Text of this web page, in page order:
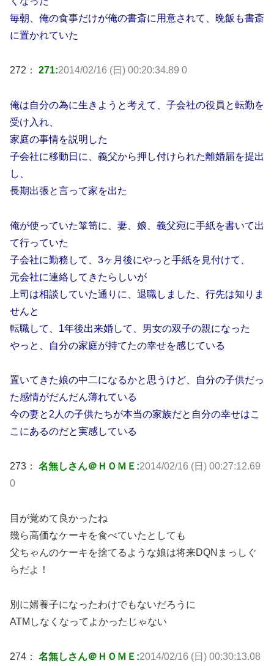
毎朝、俺の食事だけが俺の書斎に用意されて、晩飯も書斎
に置かれていた
272： 271:2014/02/16 (日) 00:20:34.89 0
俺は自分の為に生きようと考えて、子会社の役員と転勤を
受け入れ、
家庭の事情を説明した
子会社に移動日に、義父から押し付けられた離婚届を提出
し、
長期出張と言って家を出た
俺が使っていた箪笥に、妻、娘、義父宛に手紙を書いて出
て行っていた
子会社に勤務して、3ヶ月後にやっと手紙を見付けて、
元会社に連絡してきたらしいが
上司は相談していた通りに、退職しました、行先は知りま
せんと
転職して、1年後出来婚して、男女の双子の親になった
やっと、自分の家庭が持てたの幸せを感じている
置いてきた娘の中二になるかと思うけど、自分の子供だっ
た感情がだんだん薄れている
今の妻と2人の子供たちが本当の家族だと自分の幸せはこ
こにあるのだと実感している
273： 名無しさん＠ＨＯＭＥ:2014/02/16 (日) 00:27:12.69
0
目が覚めて良かったね
幾ら高価なケーキを食べていたとしても
父ちゃんのケーキを捨てるような娘は将来DQNまっしぐ
らだよ！
別に婿養子になったわけでもないだろうに
ATMしなくなってよかったじゃない
274： 名無しさん＠ＨＯＭＥ:2014/02/16 (日) 00:30:13.08